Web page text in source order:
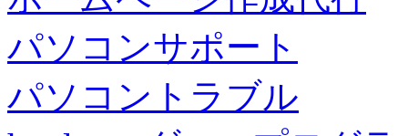
パソコンサポート
パソコントラブル